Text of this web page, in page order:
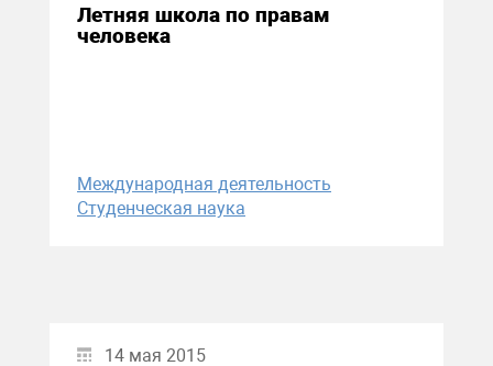
Летняя школа по правам
человека
Международная деятельность
Студенческая наука
14 мая 2015